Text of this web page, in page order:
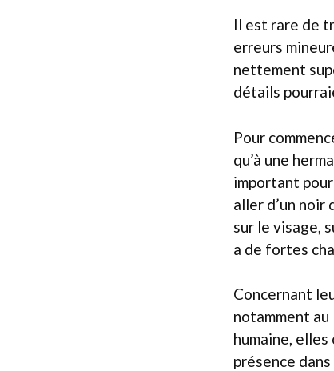
Il est rare de
erreurs
nettement
détails
Pour
qu’à une
important
aller d’un noir
sur le visage,
a de fortes
Concernant
notamment
humaine,
présence